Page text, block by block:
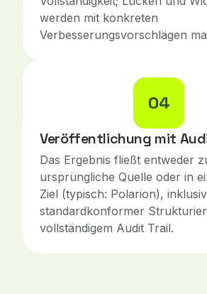
werden mit konkreten
Verbesserungsvorschlägen
04
Veröffentlichung mit
Das Ergebnis fließt entweder
ursprüngliche Quelle oder in
Ziel (typisch: Polarion),
standardkonformer
vollständigem Audit Trail.